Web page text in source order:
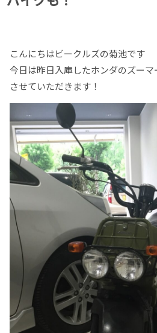
こんにちはビークルズの菊池です
今日は昨日入庫したホンダのズーマ
させていただきます！